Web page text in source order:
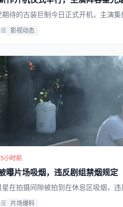
待的古装巨制今日正式开机，主演
影视动态
小时前
曝片场吸烟，违反剧组禁烟规定
在拍摄间隙被拍到在休息区吸烟，
片场爆料